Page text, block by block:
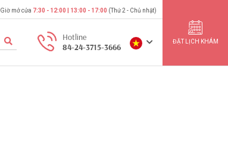
Giờ mở cửa 7:30 - 12:00 | 13:00 - 17:00 (Thứ 2 - Chủ nhật)
Hotline
84-24-3715-3666
ĐẶT LỊCH KHÁM